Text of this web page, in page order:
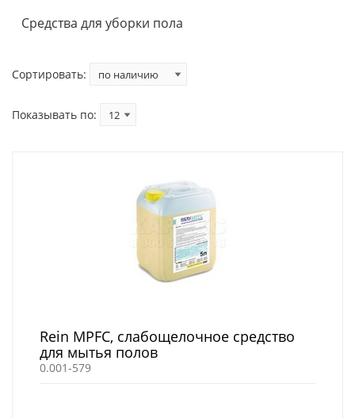
Средства для уборки пола
Сортировать:
Показывать по:
Rein MPFC, слабощелочное средство
для мытья полов
0.001-579